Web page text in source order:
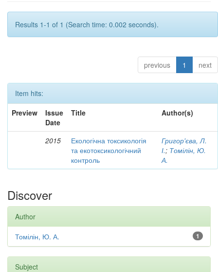
Results 1-1 of 1 (Search time: 0.002 seconds).
previous 1 next
Item hits:
Preview
Issue
Date
Title Author(s)
2015
Екологічна токсикологія
та екотоксикологічний
контроль
Григор'єва, Л.
І.; Томілін, Ю.
А.
Discover
Author
1
Томілін, Ю. А.
Subject